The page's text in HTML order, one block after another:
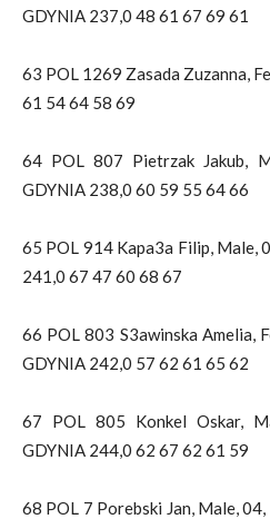
GDYNIA 237,0 48 61 67 69 61
63 POL 1269 Zasada Zuzanna,
61 54 64 58 69
64 POL 807 Pietrzak Jakub,
GDYNIA 238,0 60 59 55 64 66
65 POL 914 Kapa3a Filip, Male,
241,0 67 47 60 68 67
66 POL 803 S3awinska Amelia,
GDYNIA 242,0 57 62 61 65 62
67 POL 805 Konkel Oskar,
GDYNIA 244,0 62 67 62 61 59
68 POL 7 Porebski Jan, Male,